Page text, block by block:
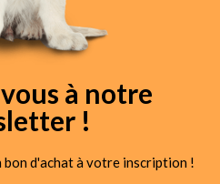
à notre
!
d'achat à votre inscription !